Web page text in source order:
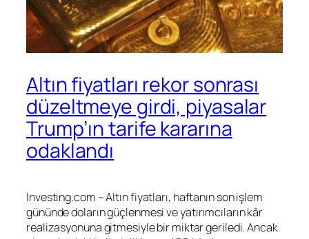
Altın fiyatları rekor sonrası
düzeltmeye girdi, piyasalar
Trump’ın tarife kararına
odaklandı
Investing.com –Altınfiyatları, haftanın son işlem
gününde doların güçlenmesi ve yatırımcıların kâr
realizasyonuna gitmesiyle bir miktar geriledi. Ancak